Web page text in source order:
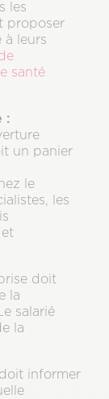
les
proposer
à leurs
santé
:
un panier
le
les
doit
la
salarié
la
informer